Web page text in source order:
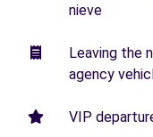
nieve
Leaving the
agency
VIP